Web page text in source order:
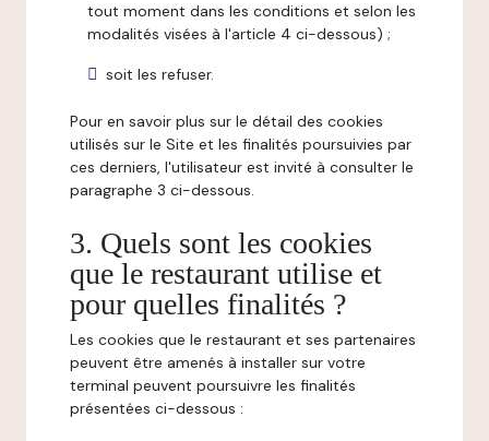
tout moment dans les conditions et selon les
modalités visées à l'article 4 ci-dessous) ;
soit les refuser.
Pour en savoir plus sur le détail des cookies
utilisés sur le Site et les finalités poursuivies par
ces derniers, l'utilisateur est invité à consulter le
paragraphe 3 ci-dessous.
3. Quels sont les cookies
que le restaurant utilise et
pour quelles finalités ?
Les cookies que le restaurant et ses partenaires
peuvent être amenés à installer sur votre
terminal peuvent poursuivre les finalités
présentées ci-dessous :